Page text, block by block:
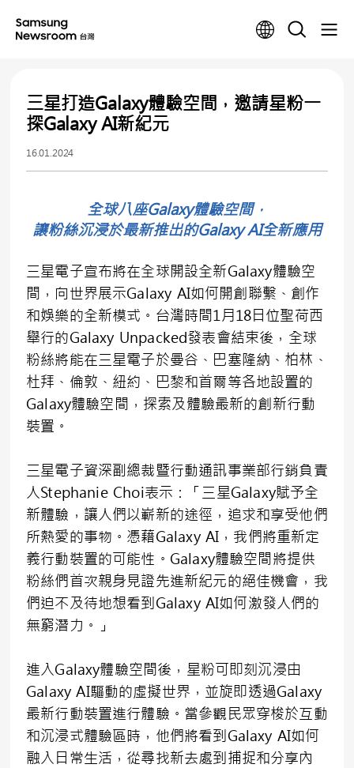
三星打造Galaxy體驗空間，邀請星粉一
探Galaxy AI新紀元
16.01.2024
全球八座Galaxy體驗空間，
讓粉絲沉浸於最新推出的Galaxy AI全新應用
三星電子宣布將在全球開設全新Galaxy體驗空
間，向世界展示Galaxy AI如何開創聯繫、創作
和娛樂的全新模式。台灣時間1月18日位聖荷西
舉行的Galaxy Unpacked發表會結束後，全球
粉絲將能在三星電子於曼谷、巴塞隆納、柏林、
杜拜、倫敦、紐約、巴黎和首爾等各地設置的
Galaxy體驗空間，探索及體驗最新的創新行動
裝置。
三星電子資深副總裁暨行動通訊事業部行銷負責
人Stephanie Choi表示：「三星Galaxy賦予全
新體驗，讓人們以嶄新的途徑，追求和享受他們
所熱愛的事物。憑藉Galaxy AI，我們將重新定
義行動裝置的可能性。Galaxy體驗空間將提供
粉絲們首次親身見證先進新紀元的絕佳機會，我
們迫不及待地想看到Galaxy AI如何激發人們的
無窮潛力。」
進入Galaxy體驗空間後，星粉可即刻沉浸由
Galaxy AI驅動的虛擬世界，並旋即透過Galaxy
最新行動裝置進行體驗。當參觀民眾穿梭於互動
和沉浸式體驗區時，他們將看到Galaxy AI如何
融入日常生活，從尋找新去處到捕捉和分享內